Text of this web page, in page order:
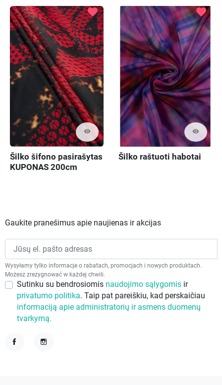
visibility
favorite
Šilko šifono pasirašytas
KUPONAS 200cm
visibility
favorite
Šilko raštuoti habotai
Gaukite pranešimus apie naujienas ir akcijas
Wysyłamy tylko informacje o rabatach, promocjach i nowych produktach.
Możesz zrezygnować w każdej chwili.
Sutinku su bendrosiomis naudojimo sąlygomis ir
privatumo politika. Taip pat pareiškiu, kad perskaičiau
informaciją apie administratorių ir asmens duomenų
tvarkymą.